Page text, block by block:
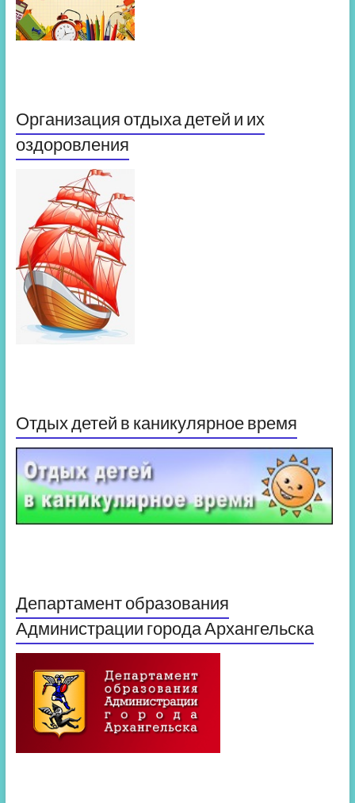
Организация отдыха детей и их
оздоровления
Отдых детей в каникулярное время
Департамент образования
Администрации города Архангельска